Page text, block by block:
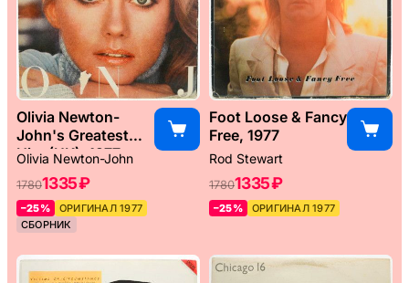
Olivia Newton-
John's Greatest
Hits (UK), 1977
Olivia Newton-John
17801335 ₽
–25%
ОРИГИНАЛ 1977
СБОРНИК
Foot Loose & Fancy
Free, 1977
Rod Stewart
17801335 ₽
–25% ОРИГИНАЛ 1977